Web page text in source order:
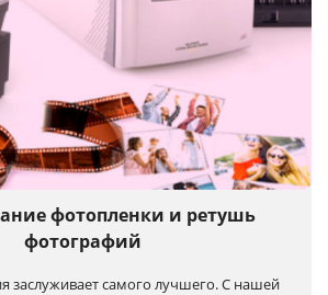
фотопленки и ретушь
фотографий
заслуживает самого лучшего. С нашей